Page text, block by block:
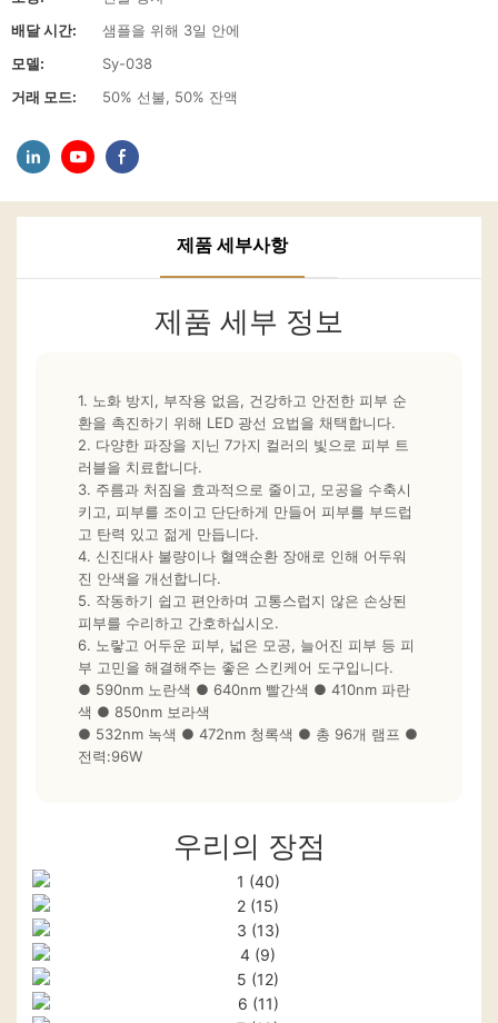
배달 시간:
샘플을 위해 3일 안에
모델:
Sy-038
거래 모드:
50% 선불, 50% 잔액
제품 세부사항
제품 세부 정보
1. 노화 방지, 부작용 없음, 건강하고 안전한 피부 순
환을 촉진하기 위해 LED 광선 요법을 채택합니다.
2. 다양한 파장을 지닌 7가지 컬러의 빛으로 피부 트
러블을 치료합니다.
3. 주름과 처짐을 효과적으로 줄이고, 모공을 수축시
키고, 피부를 조이고 단단하게 만들어 피부를 부드럽
고 탄력 있고 젊게 만듭니다.
4. 신진대사 불량이나 혈액순환 장애로 인해 어두워
진 안색을 개선합니다.
5. 작동하기 쉽고 편안하며 고통스럽지 않은 손상된
피부를 수리하고 간호하십시오.
6. 노랗고 어두운 피부, 넓은 모공, 늘어진 피부 등 피
부 고민을 해결해주는 좋은 스킨케어 도구입니다.
● 590nm 노란색 ● 640nm 빨간색 ● 410nm 파란
색 ● 850nm 보라색
● 532nm 녹색 ● 472nm 청록색 ● 총 96개 램프 ●
전력:96W
우리의 장점